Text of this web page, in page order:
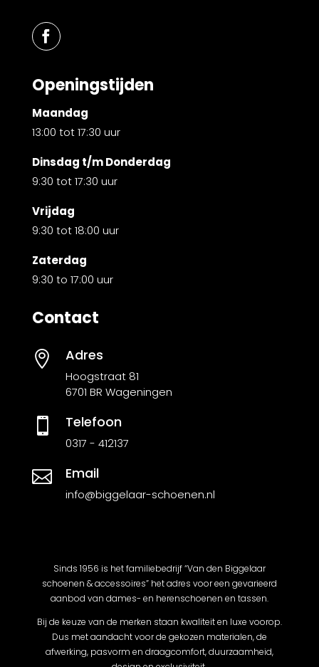
Openingstijden
Maandag
13:00 tot 17:30 uur
Dinsdag t/m Donderdag
9:30 tot 17:30 uur
Vrijdag
9:30 tot 18:00 uur
Zaterdag
9:30 to 17:00 uur
Contact
 Adres
Hoogstraat 81
6701 BR Wageningen
 Telefoon
0317 - 412137
 Email
info@biggelaar-schoenen.nl
Sinds 1956 is het familiebedrijf “Van den Biggelaar
schoenen & accessoires” het adres voor een gevarieerd
aanbod van dames- en herenschoenen en tassen.
Bij de keuze van de merken staan kwaliteit en luxe voorop.
Dus met aandacht voor de gekozen materialen, de
afwerking, pasvorm en draagcomfort, duurzaamheid,